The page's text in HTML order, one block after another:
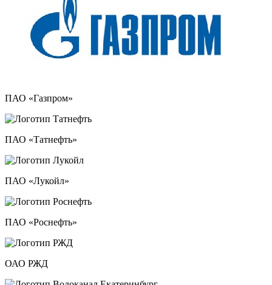
ПАО «Газпром»
ПАО «Татнефть»
ПАО «Лукойл»
ПАО «Роснефть»
ОАО РЖД